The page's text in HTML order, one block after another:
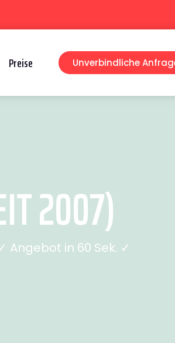
Preise Unverbindliche
2007)
Angebot in 60 Sek. ✓